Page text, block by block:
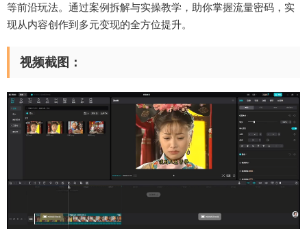
等前沿玩法。通过案例拆解与实操教学，助你掌握流量密码，实
现从内容创作到多元变现的全方位提升。
视频截图：